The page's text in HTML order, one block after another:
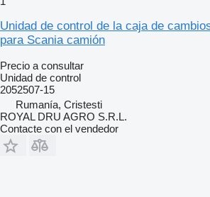
Unidad de control de la caja de
para Scania camión
Precio a consultar
Unidad de control
2052507-15
Rumanía, Cristesti
ROYAL DRU AGRO S.R.L.
Contacte con el vendedor